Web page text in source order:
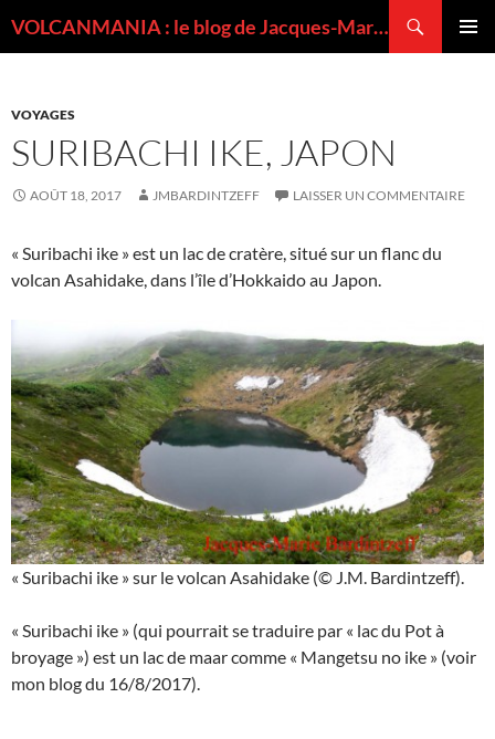
VOLCANMANIA : le blog de Jacques-Marie BARDINTZEFF, volcanologue
VOYAGES
SURIBACHI IKE, JAPON
AOÛT 18, 2017 JMBARDINTZEFF LAISSER UN COMMENTAIRE
« Suribachi ike » est un lac de cratère, situé sur un flanc du
volcan Asahidake, dans l’île d’Hokkaido au Japon.
« Suribachi ike » sur le volcan Asahidake (© J.M. Bardintzeff).
« Suribachi ike » (qui pourrait se traduire par « lac du Pot à
broyage ») est un lac de maar comme « Mangetsu no ike » (voir
mon blog du 16/8/2017).